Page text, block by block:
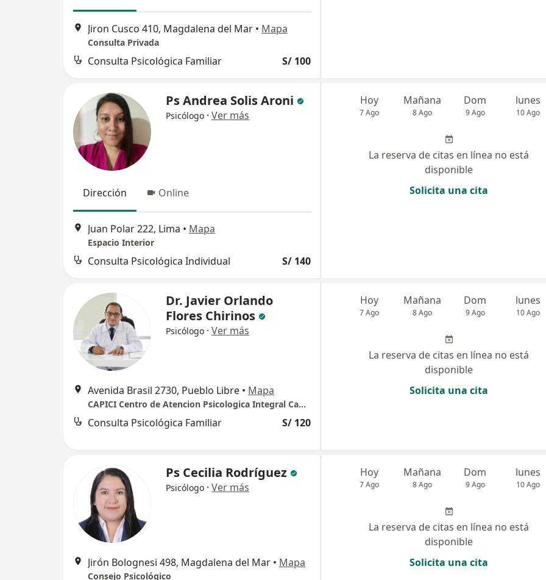
Jiron Cusco 410, Magdalena del Mar • Mapa
Consulta Privada
Consulta Psicológica Familiar S/ 100
Ps Andrea Solis Aroni
Psicólogo · Ver más
Dirección Online
Juan Polar 222, Lima • Mapa
Espacio Interior
Consulta Psicológica Individual S/ 140
Hoy
7 Ago
Mañana
8 Ago
Dom
9 Ago
lunes
10 Ago
La reserva de citas en línea no está
disponible
Solicita una cita
Dr. Javier Orlando
Flores Chirinos
Psicólogo · Ver más
Avenida Brasil 2730, Pueblo Libre • Mapa
CAPICI Centro de Atencion Psicologica Integral Capacitacion e Investigacion
Consulta Psicológica Familiar S/ 120
Hoy
7 Ago
Mañana
8 Ago
Dom
9 Ago
lunes
10 Ago
La reserva de citas en línea no está
disponible
Solicita una cita
Ps Cecilia Rodríguez
Psicólogo · Ver más
Jirón Bolognesi 498, Magdalena del Mar • Mapa
Consejo Psicológico
Hoy
7 Ago
Mañana
8 Ago
Dom
9 Ago
lunes
10 Ago
La reserva de citas en línea no está
disponible
Solicita una cita